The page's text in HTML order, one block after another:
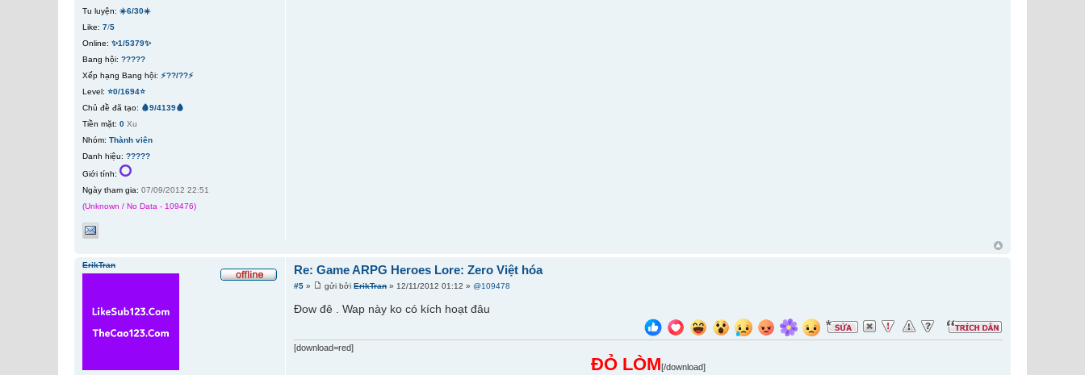
Tu luyện: ☀️6/30☀️
Like: 7/5
Online: ✨1/5379✨
Bang hội: ?????
Xếp hạng Bang hội: ⚡??/??⚡
Level: ⭐0/1694⭐
Chủ đề đã tạo: 🩸9/4139🩸
Tiền mặt: 0 Xu
Nhóm: Thành viên
Danh hiệu: ?????
Giới tính:
Ngày tham gia: 07/09/2012 22:51
(Unknown / No Data - 109476)
Re: Game ARPG Heroes Lore: Zero Việt hóa
#5 » gửi bởiErikTran» 12/11/2012 01:12 »@109478
Đow đê . Wap này ko có kích hoạt đâu
[download=red]
ĐỎ LÒM[/download]
ErikTran